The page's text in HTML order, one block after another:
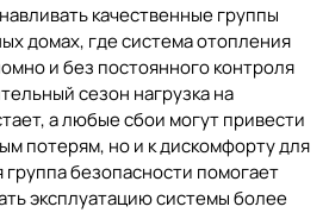
качественные группы
домах, где система отопления
и без постоянного контроля
сезон нагрузка на
а любые сбои могут привести
потерям, но и к дискомфорту для
безопасности помогает
эксплуатацию системы более